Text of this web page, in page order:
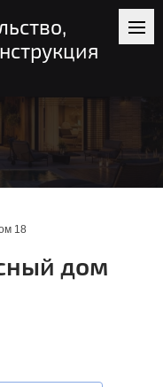
18
дом